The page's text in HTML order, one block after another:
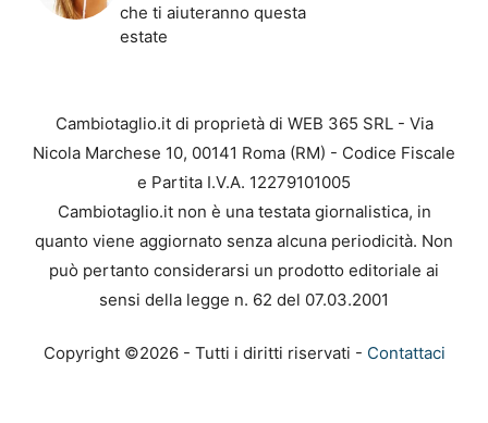
che ti aiuteranno questa
estate
Cambiotaglio.it di proprietà di WEB 365 SRL - Via
Nicola Marchese 10, 00141 Roma (RM) - Codice Fiscale
e Partita I.V.A. 12279101005
Cambiotaglio.it non è una testata giornalistica, in
quanto viene aggiornato senza alcuna periodicità. Non
può pertanto considerarsi un prodotto editoriale ai
sensi della legge n. 62 del 07.03.2001
Copyright ©2026 - Tutti i diritti riservati - Contattaci